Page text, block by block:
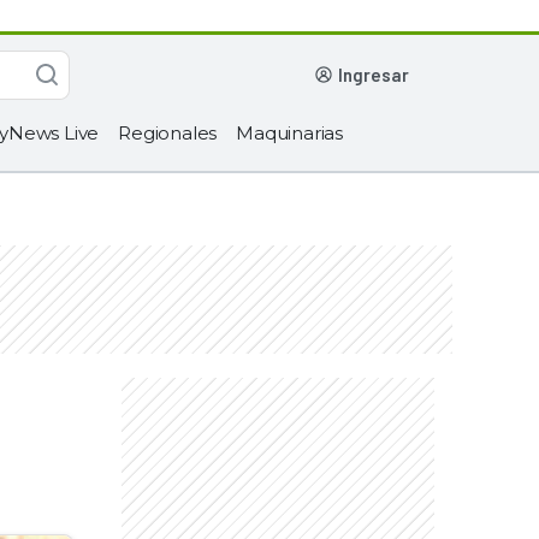
ingresar
Live Regionales Maquinarias